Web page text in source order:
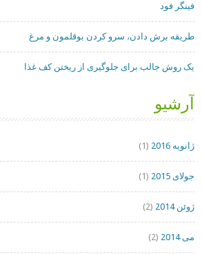
فینگر فود
طریقه برش دادن، سرو کردن بوقلمون و مرغ
یک روش جالب برای جلوگیری از ریختن کف غذا
آرشیو
ژانویه 2016 (1)
جولای 2015 (1)
ژوئن 2014 (2)
می 2014 (2)